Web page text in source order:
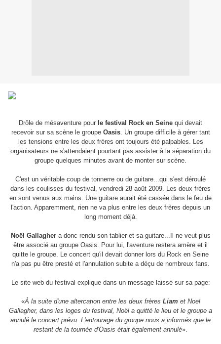
Drôle de mésaventure pour le festival Rock en Seine qui devait
recevoir sur sa scène le groupe Oasis. Un groupe difficile à gérer tant
les tensions entre les deux frères ont toujours été palpables. Les
organisateurs ne s'attendaient pourtant pas assister à la séparation du
groupe quelques minutes avant de monter sur scène.
C'est un véritable coup de tonnerre ou de guitare...qui s'est déroulé
dans les coulisses du festival, vendredi 28 août 2009. Les deux frères
en sont venus aux mains. Une guitare aurait été cassée dans le feu de
l'action. Apparemment, rien ne va plus entre les deux frères depuis un
long moment déjà.
Noël Gallaghera donc rendu son tablier et sa guitare...Il ne veut plus
être associé au groupe Oasis. Pour lui, l'aventure restera amère et il
quitte le groupe. Le concert qu'il devait donner lors du Rock en Seine
n'a pas pu être presté et l'annulation subite a déçu de nombreux fans.
Le site web du festival explique dans un message laissé sur sa page:
«À la suite d'une altercation entre les deux frères Liam et Noel
Gallagher, dans les loges du festival, Noël a quitté le lieu et le groupe a
annulé le concert prévu. L'entourage du groupe nous a informés que le
restant de la tournée d'Oasis était également annulé».